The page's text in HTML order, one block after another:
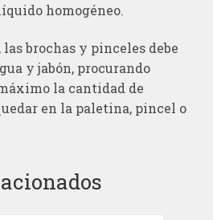
homogéneo.
las brochas y pinceles debe
y jabón, procurando
la cantidad de
en la paletina, pincel o